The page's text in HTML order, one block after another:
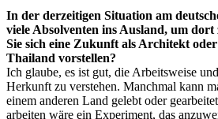
In der derzeitigen Situation am
viele Absolventen ins Ausland, um
Sie sich eine Zukunft als Architekt
Thailand vorstellen?
Ich glaube, es ist gut, die Arbeitsweise
Herkunft zu verstehen. Manchmal kann
einem anderen Land gelebt oder
arbeiten wäre ein Experiment, das